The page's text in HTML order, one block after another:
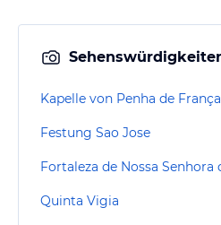
Kapelle von Penha de França
Festung Sao Jose
Quinta Vigia